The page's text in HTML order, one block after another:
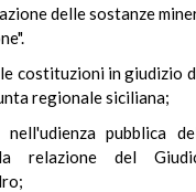
delle sostanze
le costituzioni in giudizio
regionale siciliana;
nell'udienza pubblica
relazione del